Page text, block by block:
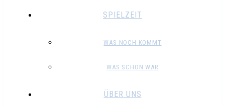
SPIELZEIT
WAS NOCH KOMMT
WAS SCHON WAR
ÜBER UNS